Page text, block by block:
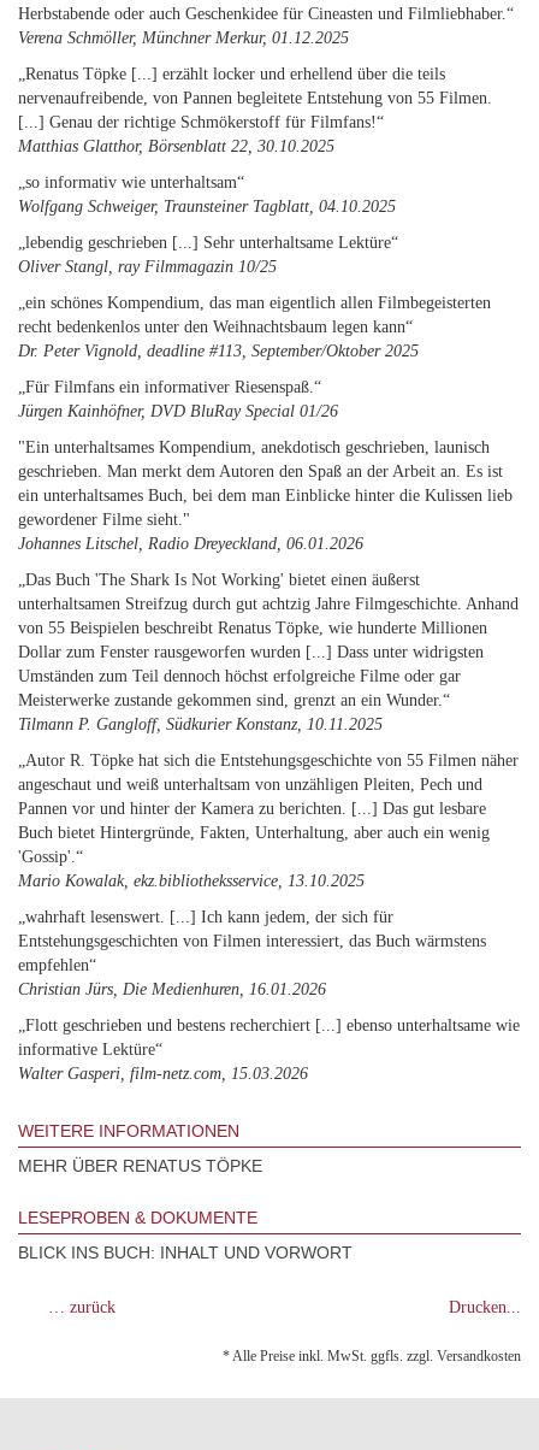
Herbstabende oder auch Geschenkidee für Cineasten und Filmliebhaber.“
Verena Schmöller, Münchner Merkur, 01.12.2025
„Renatus Töpke [...] erzählt locker und erhellend über die teils
nervenaufreibende, von Pannen begleitete Entstehung von 55 Filmen.
[...] Genau der richtige Schmökerstoff für Filmfans!“
Matthias Glatthor, Börsenblatt 22, 30.10.2025
„so informativ wie unterhaltsam“
Wolfgang Schweiger, Traunsteiner Tagblatt, 04.10.2025
„lebendig geschrieben [...] Sehr unterhaltsame Lektüre“
Oliver Stangl, ray Filmmagazin 10/25
„ein schönes Kompendium, das man eigentlich allen Filmbegeisterten
recht bedenkenlos unter den Weihnachtsbaum legen kann“
Dr. Peter Vignold, deadline #113, September/Oktober 2025
„Für Filmfans ein informativer Riesenspaß.“
Jürgen Kainhöfner, DVD BluRay Special 01/26
"Ein unterhaltsames Kompendium, anekdotisch geschrieben, launisch
geschrieben. Man merkt dem Autoren den Spaß an der Arbeit an. Es ist
ein unterhaltsames Buch, bei dem man Einblicke hinter die Kulissen lieb
gewordener Filme sieht."
Johannes Litschel, Radio Dreyeckland, 06.01.2026
„Das Buch 'The Shark Is Not Working' bietet einen äußerst
unterhaltsamen Streifzug durch gut achtzig Jahre Filmgeschichte. Anhand
von 55 Beispielen beschreibt Renatus Töpke, wie hunderte Millionen
Dollar zum Fenster rausgeworfen wurden [...] Dass unter widrigsten
Umständen zum Teil dennoch höchst erfolgreiche Filme oder gar
Meisterwerke zustande gekommen sind, grenzt an ein Wunder.“
Tilmann P. Gangloff, Südkurier Konstanz, 10.11.2025
„Autor R. Töpke hat sich die Entstehungsgeschichte von 55 Filmen näher
angeschaut und weiß unterhaltsam von unzähligen Pleiten, Pech und
Pannen vor und hinter der Kamera zu berichten. [...] Das gut lesbare
Buch bietet Hintergründe, Fakten, Unterhaltung, aber auch ein wenig
'Gossip'.“
Mario Kowalak, ekz.bibliotheksservice, 13.10.2025
„wahrhaft lesenswert. [...] Ich kann jedem, der sich für
Entstehungsgeschichten von Filmen interessiert, das Buch wärmstens
empfehlen“
Christian Jürs, Die Medienhuren, 16.01.2026
„Flott geschrieben und bestens recherchiert [...] ebenso unterhaltsame wie
informative Lektüre“
Walter Gasperi, film-netz.com, 15.03.2026
WEITERE INFORMATIONEN
MEHR ÜBER RENATUS TÖPKE
LESEPROBEN & DOKUMENTE
BLICK INS BUCH: INHALT UND VORWORT
… zurück Drucken...
* Alle Preise inkl. MwSt. ggfls. zzgl. Versandkosten